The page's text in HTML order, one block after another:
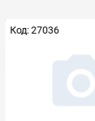
Код: 27036